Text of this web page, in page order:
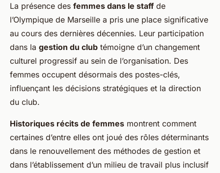
La présence des femmes dans le staffde
l’Olympique de Marseille a pris une place significative
au cours des dernières décennies. Leur participation
dans la gestion du club témoigne d’un changement
culturel progressif au sein de l’organisation. Des
femmes occupent désormais des postes-clés,
influençant les décisions stratégiques et la direction
du club.
Historiques récits de femmes montrent comment
certaines d’entre elles ont joué des rôles déterminants
dans le renouvellement des méthodes de gestion et
dans l’établissement d’un milieu de travail plus inclusif